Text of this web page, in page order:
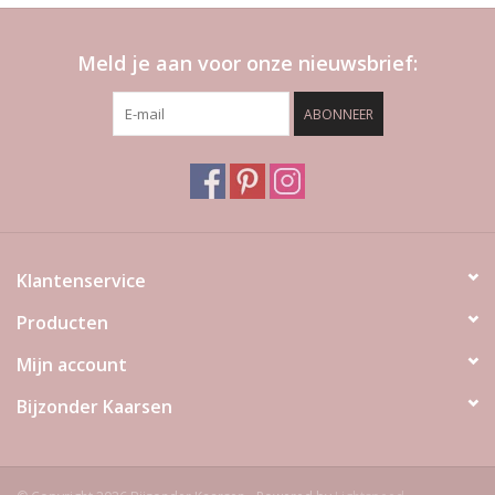
Meld je aan voor onze nieuwsbrief:
ABONNEER
Klantenservice
Producten
Mijn account
Bijzonder Kaarsen